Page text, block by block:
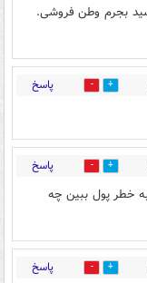
بجرم وطن فروشی.
0 پاسخ
0 پاسخ
خطر پول ببین چه
0 پاسخ